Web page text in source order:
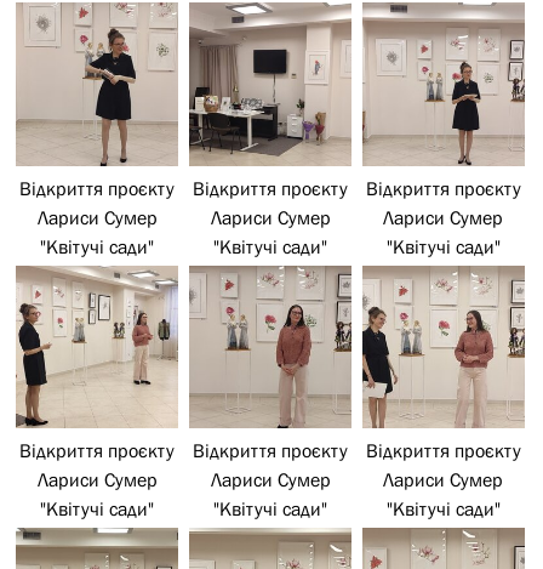
Відкриття проєкту
Лариси Сумер
"Квітучі сади"
Відкриття проєкту
Лариси Сумер
"Квітучі сади"
Відкриття проєкту
Лариси Сумер
"Квітучі сади"
Відкриття проєкту
Лариси Сумер
"Квітучі сади"
Відкриття проєкту
Лариси Сумер
"Квітучі сади"
Відкриття проєкту
Лариси Сумер
"Квітучі сади"